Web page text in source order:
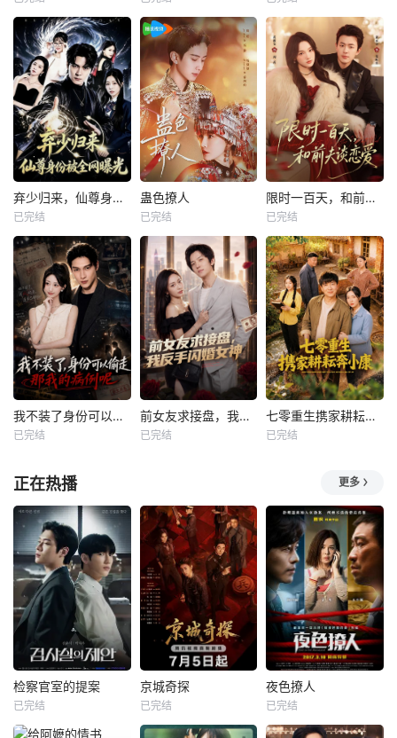
弃少归来，仙尊身份被全网曝光
已完结
蛊色撩人
已完结
限时一百天，和前夫谈恋爱
已完结
我不装了身份可以偷走那我的病例呢
已完结
前女友求接盘，我反手闪婚女神
已完结
七零重生携家耕耘奔小康
已完结
正在热播 更多
检察官室的提案
已完结
京城奇探
已完结
夜色撩人
已完结